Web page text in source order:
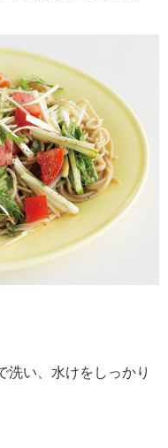
洗い、水けをしっかり